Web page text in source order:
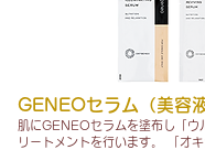
GENEOセラム（美容液
肌にGENEOセラムを塗布し「ウ
リートメントを行います。 「オ